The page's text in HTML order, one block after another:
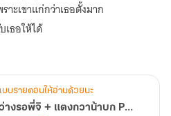
าะเขาแก่กว่าเธอตั้งมาก
ธอให้ได้
ชายสายซอฟต์ชัดๆ
รีผู้หญิงทุกคนเสียด้วย
บบรายตอนให้อ่านด้วยนะ
วิวาห์รั้นรัก [Re-up] ระหว่างรอพี่จิ + แตงกวาน้าบก Part2